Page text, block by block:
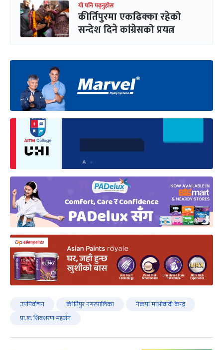
यो पनि पढ्नुहोस
कीर्तिपुरमा एकढिक्का रहेको
सन्देश दिने कांग्रेसको प्रयत्न
उपनिर्वाचन कीर्तिपुर नगरपालिका
नेकपा माओवादी केन्द्र
प्रा.डा. शिवशरण महर्जन